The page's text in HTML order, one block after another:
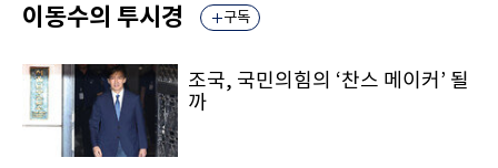
이동수의 투시경 구독
조국, 국민의힘의 ‘찬스 메이커’ 될
까